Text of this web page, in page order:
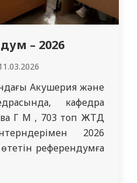
– 2026
Акушерия және
кафедра
Г М , 703 топ ЖТД
2026
референдумға
сағаты өткізілді.